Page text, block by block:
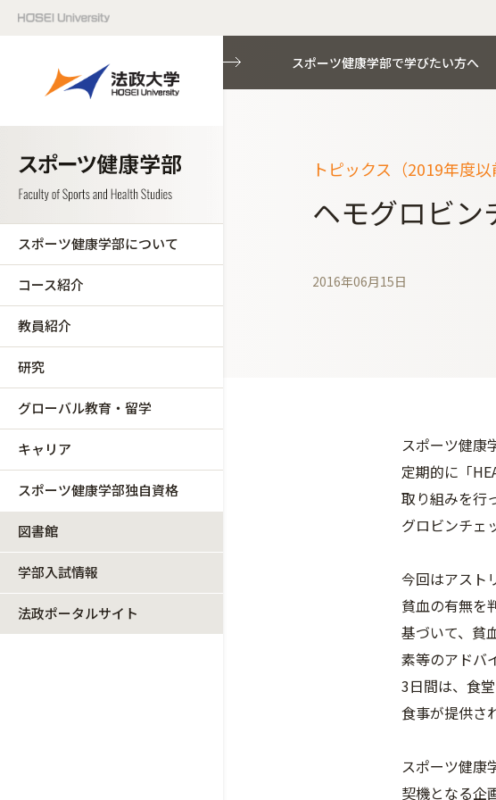
スポーツ健康学部について
コース紹介
教員紹介
研究
グローバル教育・留学
キャリア
スポーツ健康学部独自資格
図書館
学部入試情報
法政ポータルサイト
スポーツ健康学部で学びたい方へ
トピックス（2019年度以
ヘモグロビン
2016年06月15日
スポーツ健康
定期的に「
取り組みを行
グロビンチェ
今回はアスト
貧血の有無を
基づいて、貧
素等のアドバ
3日間は、食
食事が提供さ
スポーツ健康
契機となる企